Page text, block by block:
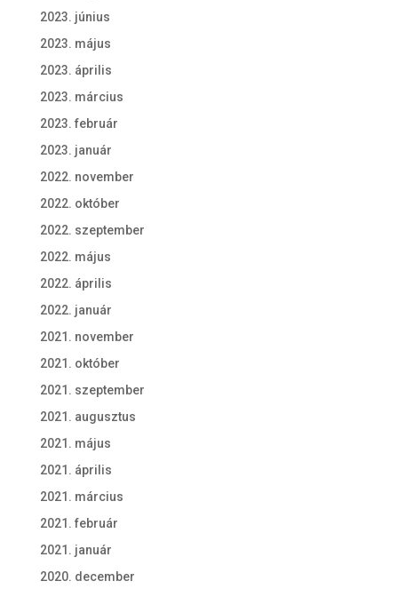
2023. június
2023. május
2023. április
2023. március
2023. február
2023. január
2022. november
2022. október
2022. szeptember
2022. május
2022. április
2022. január
2021. november
2021. október
2021. szeptember
2021. augusztus
2021. május
2021. április
2021. március
2021. február
2021. január
2020. december